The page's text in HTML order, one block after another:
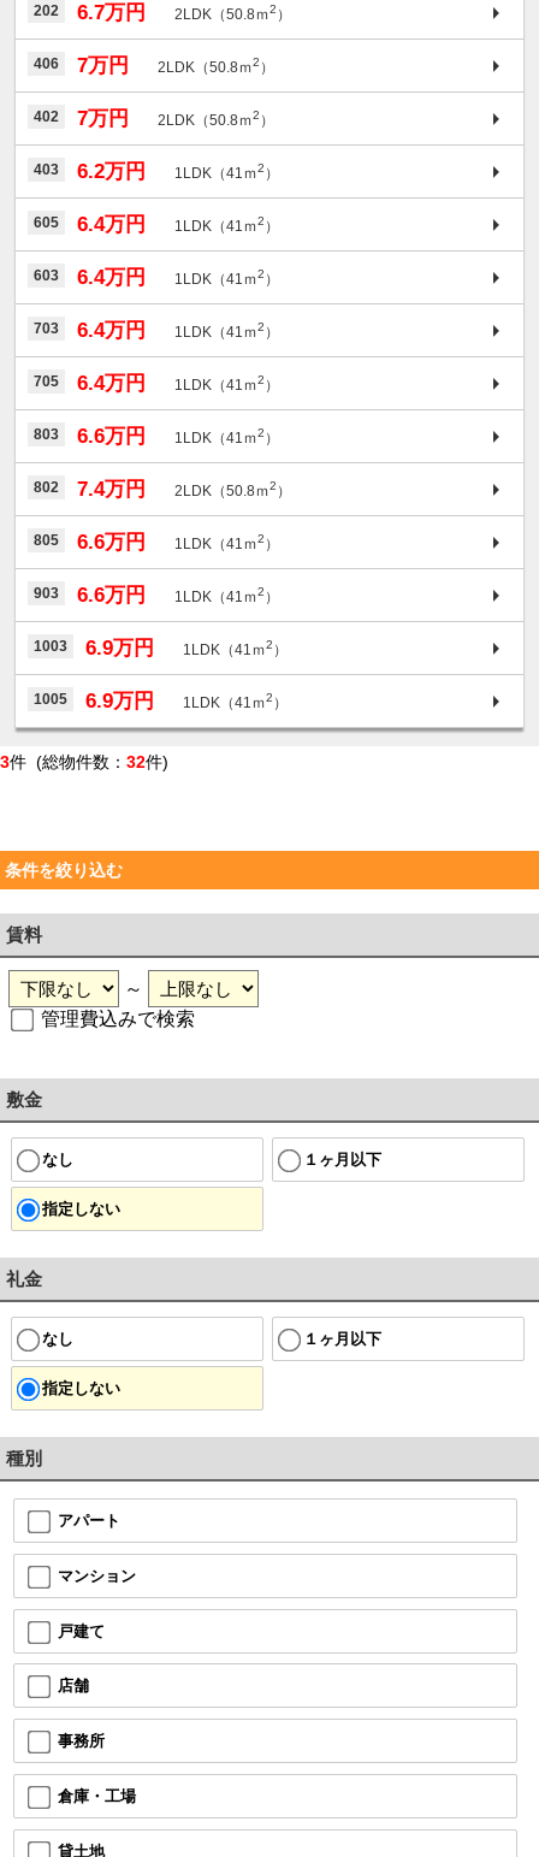
202 6.7万円 2LDK（50.8ｍ2 ）
406 7万円 2LDK（50.8ｍ2 ）
402 7万円 2LDK（50.8ｍ2 ）
403 6.2万円 1LDK（41ｍ2 ）
605 6.4万円 1LDK（41ｍ2 ）
603 6.4万円 1LDK（41ｍ2 ）
703 6.4万円 1LDK（41ｍ2 ）
705 6.4万円 1LDK（41ｍ2 ）
803 6.6万円 1LDK（41ｍ2 ）
802 7.4万円 2LDK（50.8ｍ2 ）
805 6.6万円 1LDK（41ｍ2 ）
903 6.6万円 1LDK（41ｍ2 ）
1003 6.9万円 1LDK（41ｍ2 ）
1005 6.9万円 1LDK（41ｍ2 ）
3件 (総物件数： 32件)
条件を絞り込む
賃料
～
管理費込みで検索
敷金
なし １ヶ月以下
指定しない
礼金
なし １ヶ月以下
指定しない
種別
アパート
マンション
戸建て
店舗
事務所
倉庫・工場
貸土地